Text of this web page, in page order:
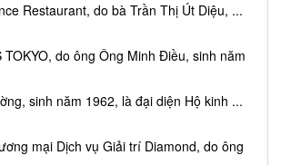
Restaurant, do bà Trần Thị Út Diệu, ...
do ông Ông Minh Điều, sinh năm
sinh năm 1962, là đại diện Hộ kinh ...
mại Dịch vụ Giải trí Diamond, do ông